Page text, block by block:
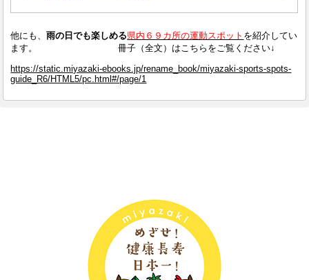
他にも、雨の日でも楽しめる県内６９カ所の運動スポット を紹介してい
ます。 冊子（全文）はこちらをご覧ください↓
https://static.miyazaki-ebooks.jp/rename_book/miyazaki-sports-spots-
guide_R6/HTML5/pc.html#/page/1